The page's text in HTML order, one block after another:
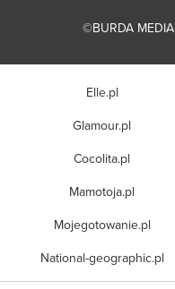
©BURDA
Elle.pl
Glamour.pl
Cocolita.pl
Mamotoja.pl
Mojegotowanie.pl
National-geographic.pl